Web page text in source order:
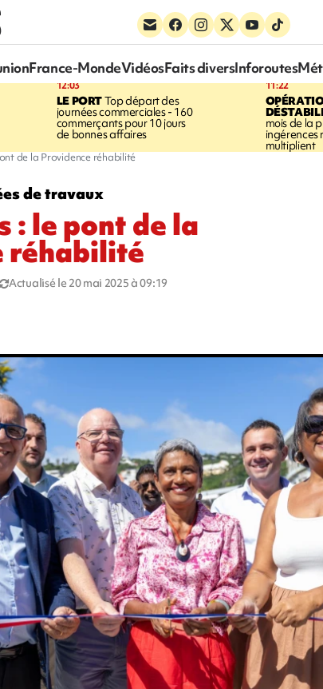
France-MondeVidéosFaits diversInforoutes
12:03
LE PORTTop départ des
journées commerciales - 160
commerçants pour 10 jours
de bonnes affaires
11:22
mois de la
ingérences
multiplient
de la Providence réhabilité
de travaux
: le pont de la
réhabilité
Actualisé le 20 mai 2025 à 09:19